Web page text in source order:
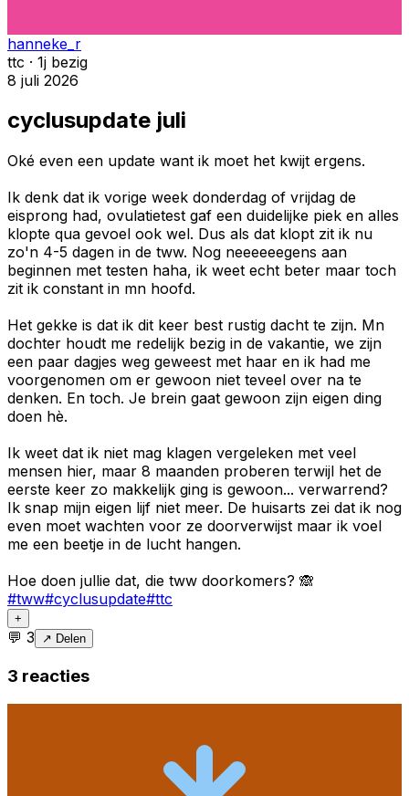
hanneke_r
ttc · 1j bezig
8 juli 2026
cyclusupdate juli
Oké even een update want ik moet het kwijt ergens.
Ik denk dat ik vorige week donderdag of vrijdag de
eisprong had, ovulatietest gaf een duidelijke piek en alles
klopte qua gevoel ook wel. Dus als dat klopt zit ik nu
zo'n 4-5 dagen in de tww. Nog neeeeeegens aan
beginnen met testen haha, ik weet echt beter maar toch
zit ik constant in mn hoofd.
Het gekke is dat ik dit keer best rustig dacht te zijn. Mn
dochter houdt me redelijk bezig in de vakantie, we zijn
een paar dagjes weg geweest met haar en ik had me
voorgenomen om er gewoon niet teveel over na te
denken. En toch. Je brein gaat gewoon zijn eigen ding
doen hè.
Ik weet dat ik niet mag klagen vergeleken met veel
mensen hier, maar 8 maanden proberen terwijl het de
eerste keer zo makkelijk ging is gewoon... verwarrend?
Ik snap mijn eigen lijf niet meer. De huisarts zei dat ik nog
even moet wachten voor ze doorverwijst maar ik voel
me een beetje in de lucht hangen.
Hoe doen jullie dat, die tww doorkomers? 🙈
#tww#cyclusupdate#ttc
+
💬 3 ↗ Delen
3 reacties